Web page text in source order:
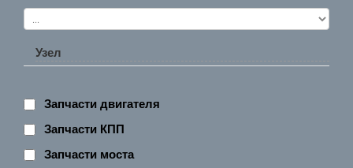
Узел
Запчасти двигателя
Запчасти КПП
Запчасти моста